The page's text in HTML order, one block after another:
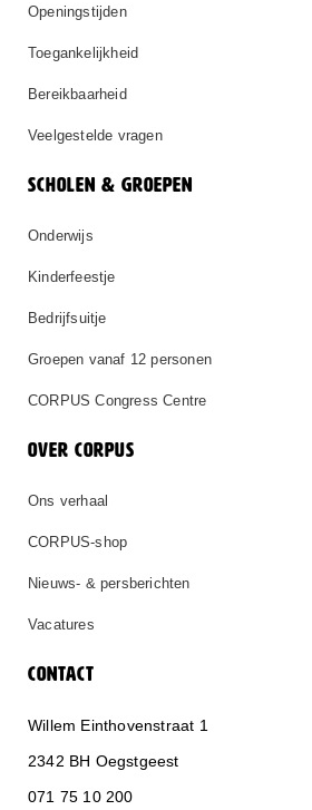
Openingstijden
Toegankelijkheid
Bereikbaarheid
Veelgestelde vragen
SCHOLEN & GROEPEN
Onderwijs
Kinderfeestje
Bedrijfsuitje
Groepen vanaf 12 personen
CORPUS Congress Centre
OVER CORPUS
Ons verhaal
CORPUS-shop
Nieuws- & persberichten
Vacatures
CONTACT
Willem Einthovenstraat 1
2342 BH Oegstgeest
071 75 10 200